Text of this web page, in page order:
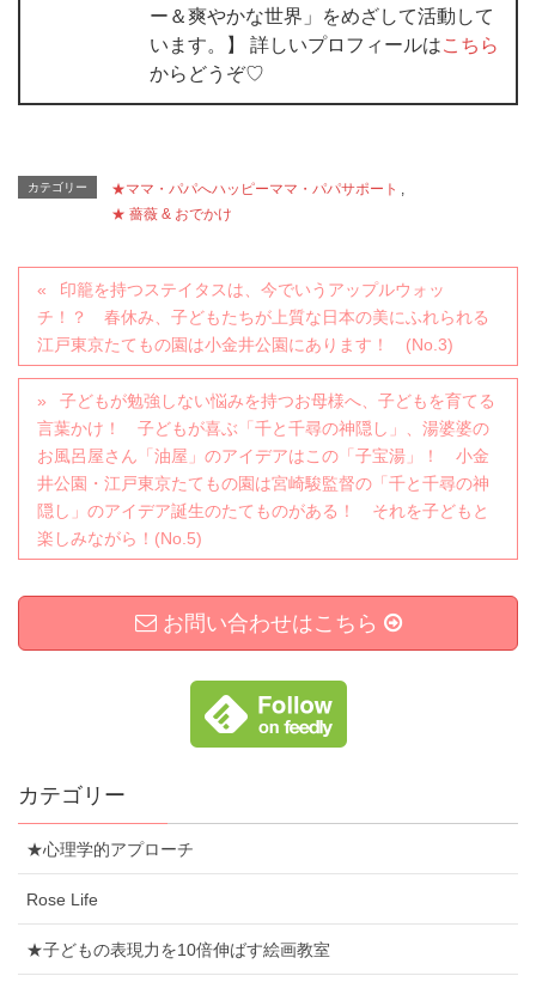
ー＆爽やかな世界」をめざして活動して
います。】 詳しいプロフィールはこちら
からどうぞ♡
カテゴリー ★ママ・パパへハッピーママ・パパサポート ,
★ 薔薇 & おでかけ
印籠を持つステイタスは、今でいうアップルウォッ
チ！？ 春休み、子どもたちが上質な日本の美にふれられる
江戸東京たてもの園は小金井公園にあります！ (No.3)
子どもが勉強しない悩みを持つお母様へ、子どもを育てる
言葉かけ！ 子どもが喜ぶ「千と千尋の神隠し」、湯婆婆の
お風呂屋さん「油屋」のアイデアはこの「子宝湯」！ 小金
井公園・江戸東京たてもの園は宮崎駿監督の「千と千尋の神
隠し」のアイデア誕生のたてものがある！ それを子どもと
楽しみながら！(No.5)
お問い合わせはこちら
カテゴリー
★心理学的アプローチ
Rose Life
★子どもの表現力を10倍伸ばす絵画教室